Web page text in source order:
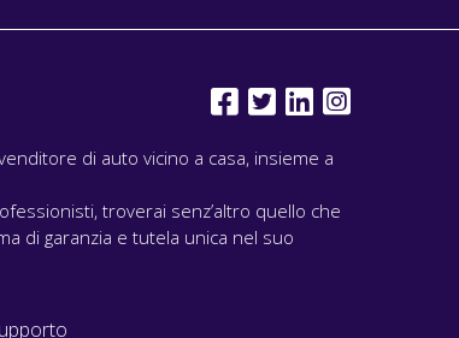
di auto vicino a casa, insieme a
troverai senz’altro quello che
di garanzia e tutela unica nel suo